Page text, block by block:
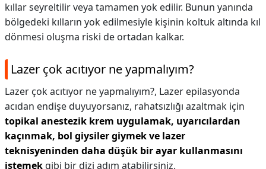
kıllar seyreltilir veya tamamen yok edilir. Bunun yanında
bölgedeki kılların yok edilmesiyle kişinin koltuk altında kıl
dönmesi oluşma riski de ortadan kalkar.
Lazer çok acıtıyor ne yapmalıyım?
Lazer çok acıtıyor ne yapmalıyım?, Lazer epilasyonda
acıdan endişe duyuyorsanız, rahatsızlığı azaltmak için
topikal anestezik krem uygulamak, uyarıcılardan
kaçınmak, bol giysiler giymek ve lazer
teknisyeninden daha düşük bir ayar kullanmasını
istemek gibi bir dizi adım atabilirsiniz.